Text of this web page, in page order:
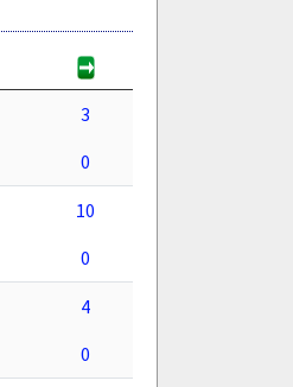
3
0
10
0
4
0